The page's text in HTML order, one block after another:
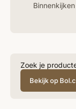
Binnenkijken
Zoek je
Bekijk op